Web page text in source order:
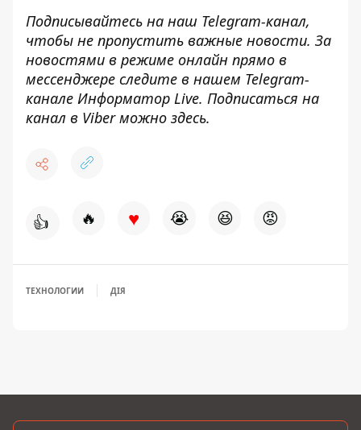
Подписывайтесь на наш Telegram-канал,
чтобы не пропустить важные новости. За
новостями в режиме онлайн прямо в
мессенджере следите в нашем Telegram-
канале Информатор Live. Подписаться на
канал в Viber можно здесь.
👍 🔥 ♥ 😭 😆 😡
ТЕХНОЛОГИИ ДІЯ